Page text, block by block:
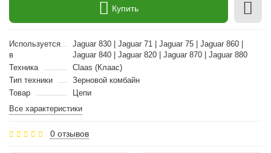
Купить
Используется
в
Jaguar 830 | Jaguar 71 | Jaguar 75 | Jaguar 860 |
Jaguar 840 | Jaguar 820 | Jaguar 870 | Jaguar 880
Техника
Claas (Клаас)
Тип техники
Зерновой комбайн
Товар
Цепи
Все характеристики
0 отзывов